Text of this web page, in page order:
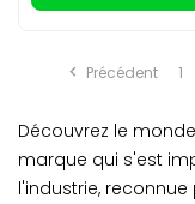
Découvrez le
marque qui s'est
l'industrie,
 Précédent 1